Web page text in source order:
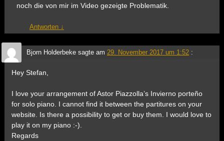
noch die von mir im Video gezeigte Problematik.
Antworten ↓
Bjorn Holderbekesagte am 29. November 2017 um 1:52 :
Hey Stefan,
I love your arrangement of Astor Piazzolla’s Invierno porteño
for solo piano. I cannot find it between the partitures on your
website. Is there a possibility to get or buy them. I would love to
play it on my piano :-).
Regards